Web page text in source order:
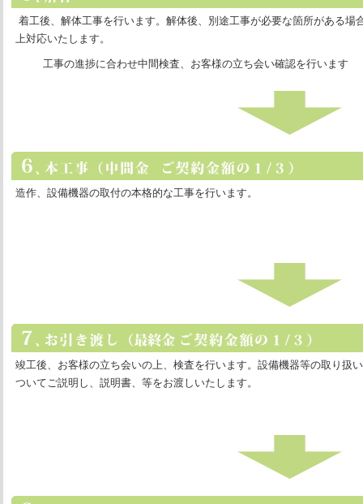
着工後、解体工事を行います。解体後、別途工事が必要な箇所がある場
上対応いたします。
工事の進捗に合わせ中間検査、お客様の立ち会い確認を行います
造作、設備機器の取付の本格的な工事を行います。
竣工後、お客様の立ち会いの上、検査を行います。設備機器等の取り扱
ついてご説明し、説明書、等をお渡しいたします。